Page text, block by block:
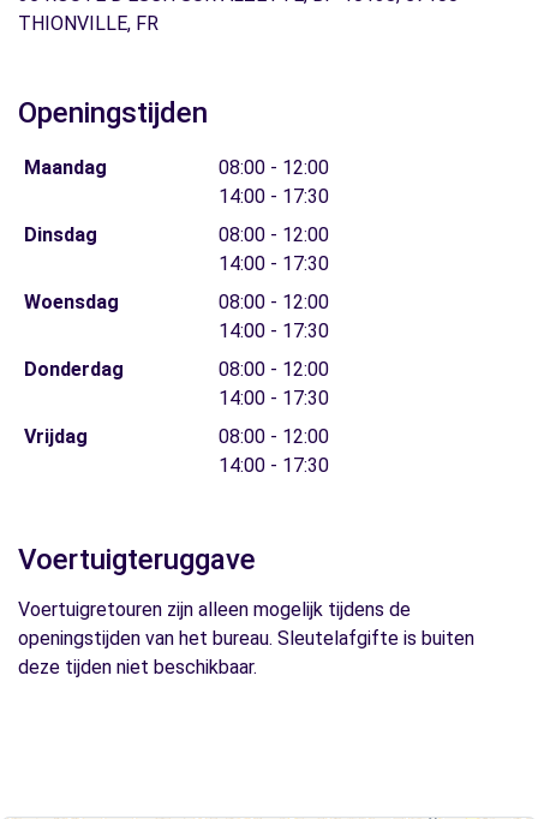
THIONVILLE, FR
Openingstijden
Maandag
08:00 - 12:00
14:00 - 17:30
Dinsdag
08:00 - 12:00
14:00 - 17:30
Woensdag
08:00 - 12:00
14:00 - 17:30
Donderdag
08:00 - 12:00
14:00 - 17:30
Vrijdag
08:00 - 12:00
14:00 - 17:30
Voertuigteruggave
Voertuigretouren zijn alleen mogelijk tijdens de
openingstijden van het bureau. Sleutelafgifte is buiten
deze tijden niet beschikbaar.